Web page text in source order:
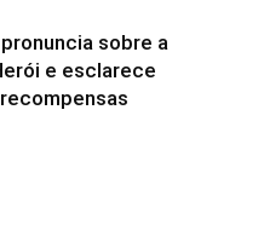
sobre a
e esclarece